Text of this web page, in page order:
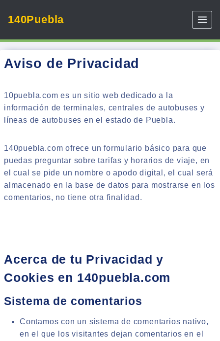
140Puebla
Aviso de Privacidad
10puebla.com es un sitio web dedicado a la
información de terminales, centrales de autobuses y
líneas de autobuses en el estado de Puebla.
140puebla.com ofrece un formulario básico para que
puedas preguntar sobre tarifas y horarios de viaje, en
el cual se pide un nombre o apodo digital, el cual será
almacenado en la base de datos para mostrarse en los
comentarios, no tiene otra finalidad.
Acerca de tu Privacidad y
Cookies en 140puebla.com
Sistema de comentarios
Contamos con un sistema de comentarios nativo,
en el que los visitantes dejan comentarios en el